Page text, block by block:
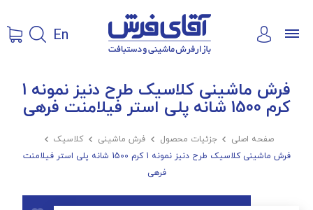
En
فرش ماشینی کلاسیک طرح دنیز نمونه 1
کرم 1500 شانه پلی استر فیلامنت فرهی
صفحه اصلی  جزئیات محصول  فرش ماشینی  کلاسیک 
فرش ماشینی کلاسیک طرح دنیز نمونه 1 کرم 1500 شانه پلی استر فیلامنت
فرهی